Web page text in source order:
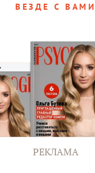
ВЕЗДЕ С ВАМИ
РЕКЛАМА